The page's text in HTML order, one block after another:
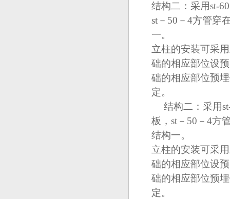
结构二：采用st-
st－50－4方管穿
一。
立柱的安装可采
础的相应部位设
础的相应部位预
定。
结构二：采用
板，st－50－4方
结构一。
立柱的安装可采
础的相应部位设
础的相应部位预
定。